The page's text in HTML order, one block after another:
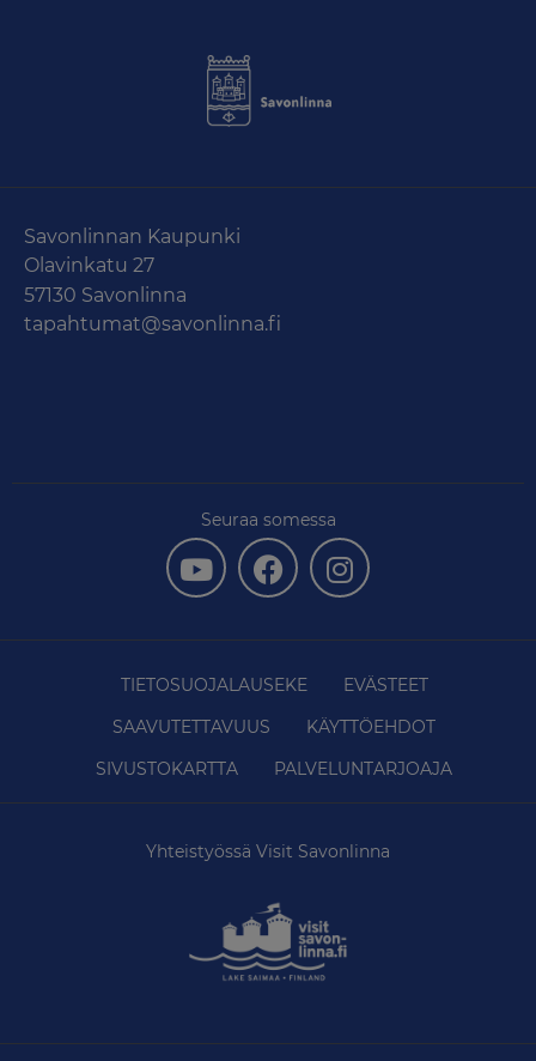
Savonlinnan Kaupunki
Olavinkatu 27
57130 Savonlinna
tapahtumat@savonlinna.fi
Seuraa somessa
TIETOSUOJALAUSEKE
EVÄSTEET
SAAVUTETTAVUUS
KÄYTTÖEHDOT
SIVUSTOKARTTA
PALVELUNTARJOAJA
Yhteistyössä Visit Savonlinna